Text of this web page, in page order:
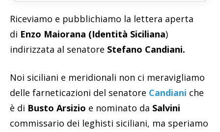
Riceviamo e pubblichiamo la lettera aperta
di Enzo Maiorana (Identità Siciliana)
indirizzata al senatore Stefano Candiani.
Noi siciliani e meridionali non ci meravigliamo
delle farneticazioni del senatore Candiani che
è di Busto Arsizio e nominato da Salvini
commissario dei leghisti siciliani, ma speriamo